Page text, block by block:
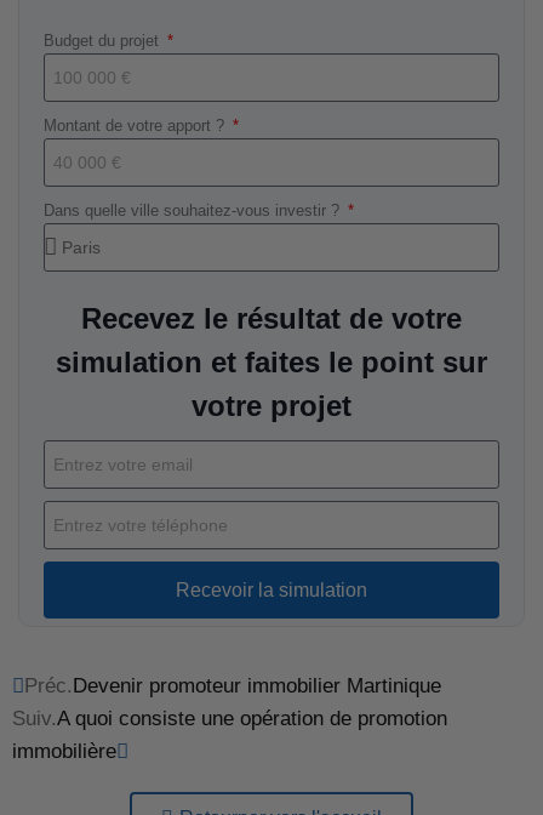
Budget du projet
Montant de votre apport ?
Dans quelle ville souhaitez-vous investir ?
Recevez le résultat de votre
simulation et faites le point sur
votre projet
Recevoir la simulation
Préc.Devenir promoteur immobilier Martinique
Suiv.A quoi consiste une opération de promotion
immobilière